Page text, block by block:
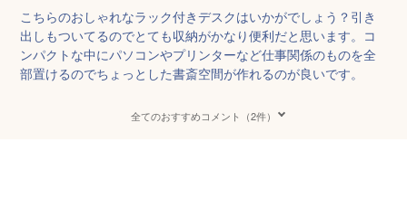
こちらのおしゃれなラック付きデスクはいかがでしょう？引き
出しもついてるのでとても収納がかなり便利だと思います。コ
ンパクトな中にパソコンやプリンターなど仕事関係のものを全
部置けるのでちょっとした書斎空間が作れるのが良いです。
全てのおすすめコメント（2件）